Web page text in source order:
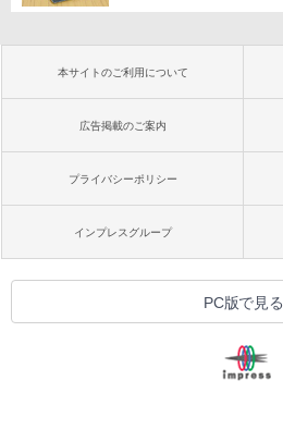
本サイトのご利用について
広告掲載のご案内
プライバシーポリシー
インプレスグループ
PC版で見る